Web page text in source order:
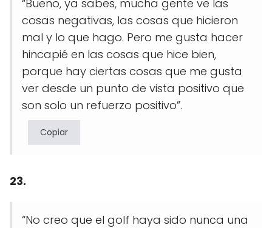
“Bueno, ya sabes, mucha gente ve las
cosas negativas, las cosas que hicieron
mal y lo que hago. Pero me gusta hacer
hincapié en las cosas que hice bien,
porque hay ciertas cosas que me gusta
ver desde un punto de vista positivo que
son solo un refuerzo positivo”.
Copiar
23.
“No creo que el golf haya sido nunca una